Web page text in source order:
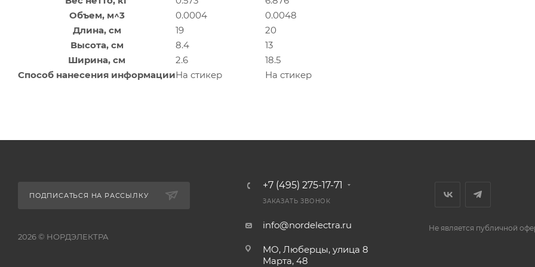
Объем, м^3
0.0004
0.0048
Длина, см
19
20
Высота, см
8.4
13
Ширина, см
2.6
18.5
Способ нанесения информацииНа стикер На стикер
ПОДПИСАТЬСЯ НА РАССЫЛКУ
2026 © НОРДЭЛЕКТРА
+7 (495) 275-17-71
ЗАКАЗАТЬ ЗВОНОК
info@nordelectra.ru
МО, Люберцы, улица 8
Марта, 48
Не является публичной